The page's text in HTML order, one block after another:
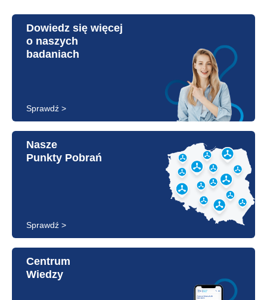
Dowiedz się więcej
o naszych
badaniach
Sprawdź >
Nasze
Punkty Pobrań
Sprawdź >
Centrum
Wiedzy